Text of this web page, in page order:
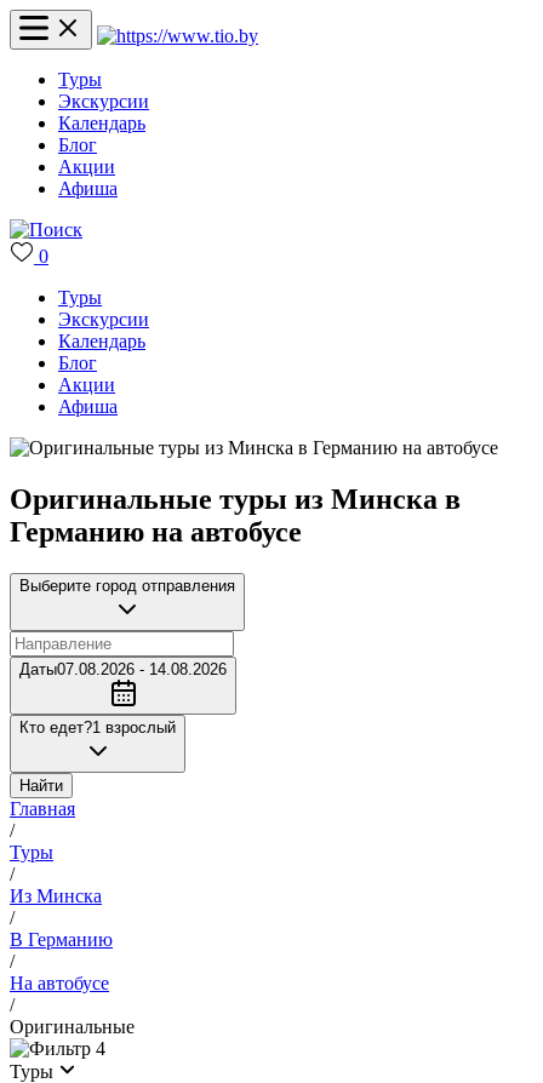
Туры
Экскурсии
Календарь
Блог
Акции
Афиша
0
Туры
Экскурсии
Календарь
Блог
Акции
Афиша
Оригинальные туры из Минска в
Германию на автобусе
Выберите город отправления
Даты07.08.2026 - 14.08.2026
Кто едет?1 взрослый
Найти
Главная
/
Туры
/
Из Минска
/
В Германию
/
На автобусе
/
Оригинальные
4
Туры